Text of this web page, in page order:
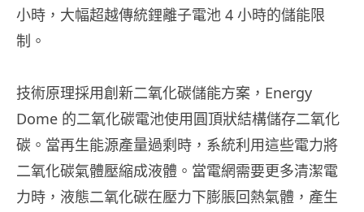
小時，大幅超越傳統鋰離子電池 4 小時的儲能限
制。
技術原理採用創新二氧化碳儲能方案，Energy
Dome 的二氧化碳電池使用圓頂狀結構儲存二氧化
碳。當再生能源產量過剩時，系統利用這些電力將
二氧化碳氣體壓縮成液體。當電網需要更多清潔電
力時，液態二氧化碳在壓力下膨脹回熱氣體，產生